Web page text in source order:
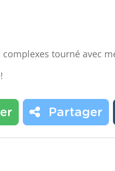
tourné avec
Partager